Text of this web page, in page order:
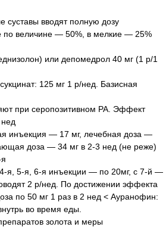
суставы вводят полную дозу
по величине — 50%, в мелкие — 25%
или депомедрол 40 мг (1 р/1
125 мг 1 р/нед. Базисная
при серопозитивном РА. Эффект
инъекция — 17 мг, лечебная доза —
доза — 34 мг в 2-3 нед (не реже)
я, 5-я, 6-я инъекции — по 20мг, с 7-й —
2 р/нед. По достижении эффекта
по 50 мг 1 раз в 2 нед < Ауранофин:
во время еды.
золота и меры